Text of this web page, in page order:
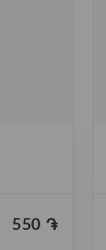
550 ֏